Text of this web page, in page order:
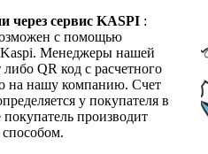
через сервис KASPI :
с помощью
Менеджеры нашей
QR код с расчетного
на нашу компанию. Счет
у покупателя в
производит